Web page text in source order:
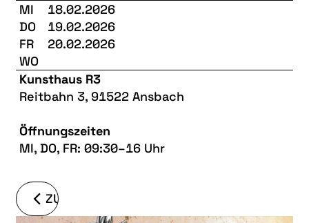
MI
18.02.2026
DO
19.02.2026
FR
20.02.2026
WO
Kunsthaus R3
Reitbahn 3, 91522 Ansbach
Öffnungszeiten
MI, DO, FR: 09:30–16 Uhr
ZURÜCK